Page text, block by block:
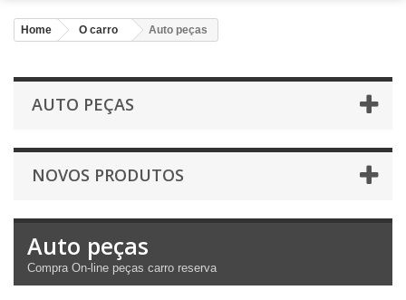
Home O carro Auto peças
AUTO PEÇAS
NOVOS PRODUTOS
Auto peças
Compra On-line peças carro reserva